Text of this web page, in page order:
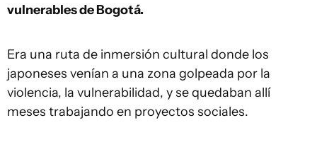
vulnerables de Bogotá.
Era una ruta de inmersión cultural donde los
japoneses venían a una zona golpeada por la
violencia, la vulnerabilidad, y se quedaban allí
meses trabajando en proyectos sociales.